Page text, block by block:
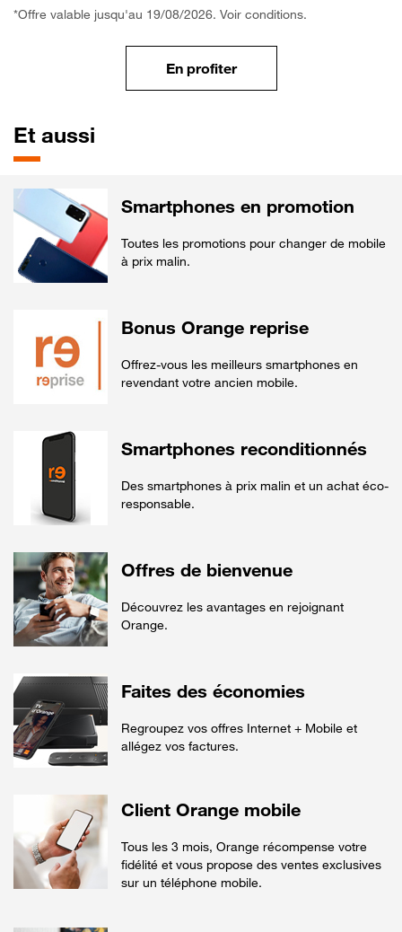
*Offre valable jusqu'au 19/08/2026. Voir conditions.
En profiter
Et aussi
Smartphones en promotion
Toutes les promotions pour changer de mobile
à prix malin.
Bonus Orange reprise
Offrez-vous les meilleurs smartphones en
revendant votre ancien mobile.
Smartphones reconditionnés
Des smartphones à prix malin et un achat éco-
responsable.
Offres de bienvenue
Découvrez les avantages en rejoignant
Orange.
Faites des économies
Regroupez vos offres Internet + Mobile et
allégez vos factures.
Client Orange mobile
Tous les 3 mois, Orange récompense votre
fidélité et vous propose des ventes exclusives
sur un téléphone mobile.